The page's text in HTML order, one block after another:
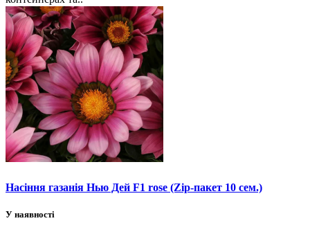
Насіння газанія Нью Дей F1 rose (Zip-пакет 10 сем.)
У наявності